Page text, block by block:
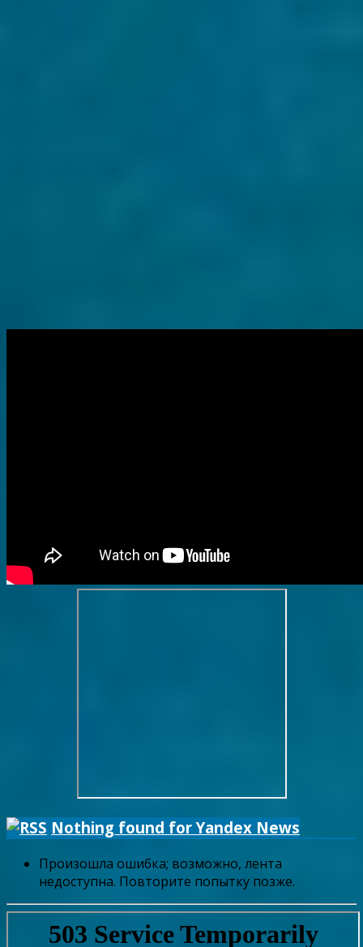
Nothing found for Yandex News
Произошла ошибка; возможно, лента
недоступна. Повторите попытку позже.